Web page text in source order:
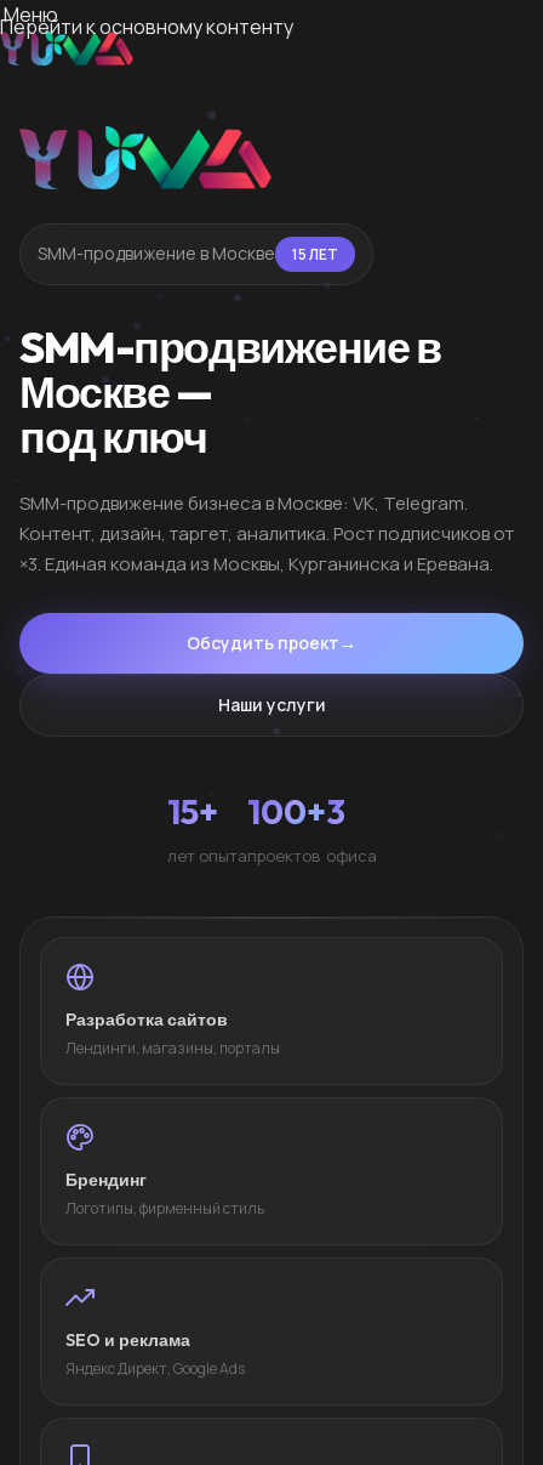
Перейти к основному контенту
Меню
SMM-продвижение в Москве 15 ЛЕТ
SMM-продвижение в
Москве —
под ключ
SMM-продвижение бизнеса в Москве: VK, Telegram.
Контент, дизайн, таргет, аналитика. Рост подписчиков от
×3. Единая команда из Москвы, Курганинска и Еревана.
Обсудить проект →
Наши услуги
15+
лет опыта
100+
проектов
3
офиса
Разработка сайтов
Лендинги, магазины, порталы
Брендинг
Логотипы, фирменный стиль
SEO и реклама
Яндекс Директ, Google Ads